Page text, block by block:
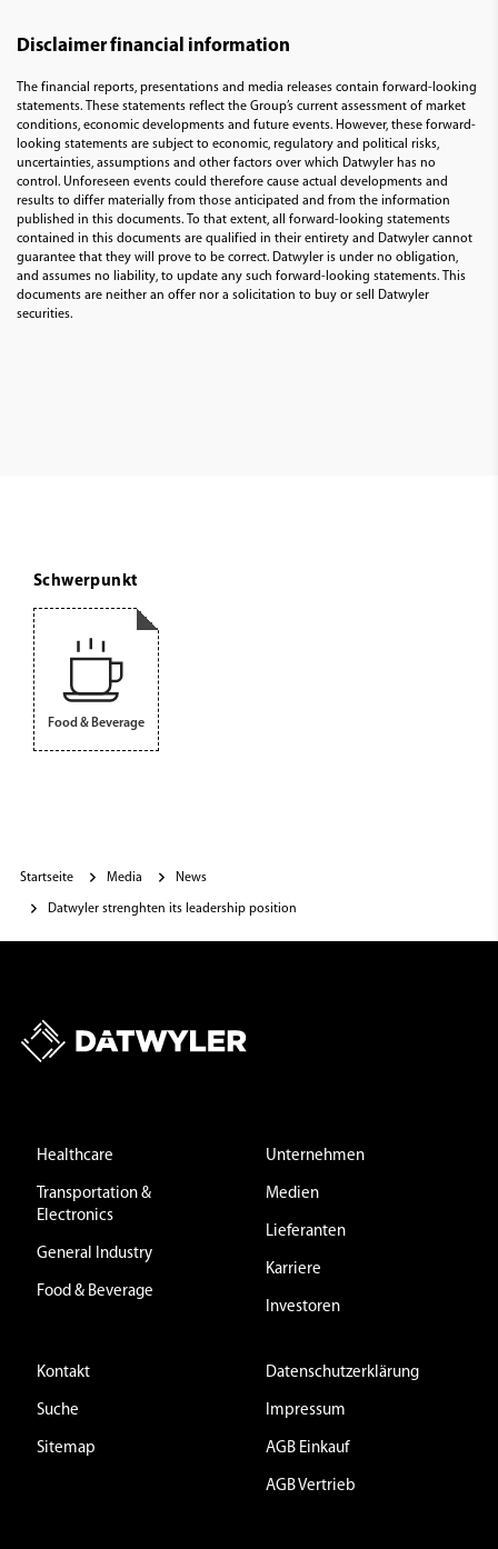
Disclaimer financial information
The financial reports, presentations and media releases contain forward-looking
statements. These statements reflect the Group’s current assessment of market
conditions, economic developments and future events. However, these forward-
looking statements are subject to economic, regulatory and political risks,
uncertainties, assumptions and other factors over which Datwyler has no
control. Unforeseen events could therefore cause actual developments and
results to differ materially from those anticipated and from the information
published in this documents. To that extent, all forward-looking statements
contained in this documents are qualified in their entirety and Datwyler cannot
guarantee that they will prove to be correct. Datwyler is under no obligation,
and assumes no liability, to update any such forward-looking statements. This
documents are neither an offer nor a solicitation to buy or sell Datwyler
securities.
Schwerpunkt
Food & Beverage
Startseite Media News
Datwyler strenghten its leadership position
Healthcare
Transportation &
Electronics
General Industry
Food & Beverage
Unternehmen
Medien
Lieferanten
Karriere
Investoren
Kontakt
Suche
Sitemap
Datenschutzerklärung
Impressum
AGB Einkauf
AGB Vertrieb